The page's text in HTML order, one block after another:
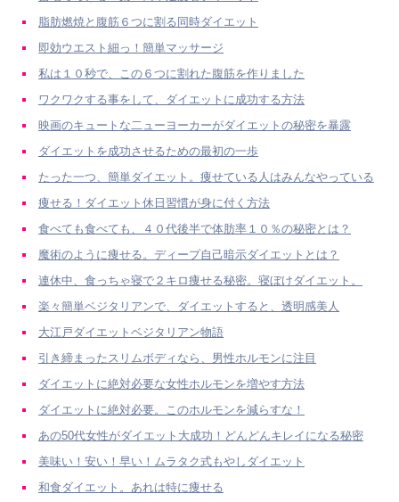
脂肪燃焼と腹筋６つに割る同時ダイエット
即効ウエスト細っ！簡単マッサージ
私は１０秒で、この６つに割れた腹筋を作りました
ワクワクする事をして、ダイエットに成功する方法
映画のキュートな二ューヨーカーがダイエットの秘密を暴露
ダイエットを成功させるための最初の一歩
たった一つ、簡単ダイエット。痩せている人はみんなやっている
痩せる！ダイエット休日習慣が身に付く方法
食べても食べても、４０代後半で体肪率１０％の秘密とは？
魔術のように痩せる。ディープ自己暗示ダイエットとは？
連休中、食っちゃ寝で２キロ痩せる秘密。寝ぼけダイエット。
楽々簡単ベジタリアンで、ダイエットすると、透明感美人
大江戸ダイエットベジタリアン物語
引き締まったスリムボディなら、男性ホルモンに注目
ダイエットに絶対必要な女性ホルモンを増やす方法
ダイエットに絶対必要。このホルモンを減らすな！
あの50代女性がダイエット大成功！どんどんキレイになる秘密
美味い！安い！早い！ムラタク式もやしダイエット
和食ダイエット。あれは特に痩せる